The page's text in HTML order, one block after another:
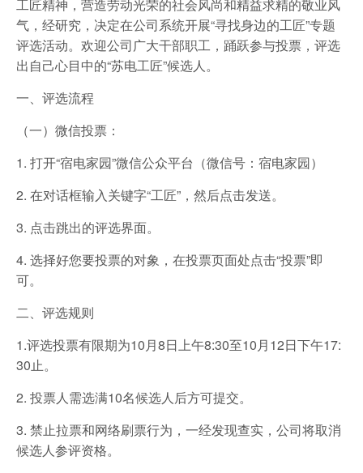
工匠精神，营造劳动光荣的社会风尚和精益求精的敬业风
气，经研究，决定在公司系统开展“寻找身边的工匠”专题
评选活动。欢迎公司广大干部职工，踊跃参与投票，评选
出自己心目中的“苏电工匠”候选人。
一、评选流程
（一）微信投票：
1. 打开“宿电家园”微信公众平台（微信号：宿电家园）
2. 在对话框输入关键字“工匠”，然后点击发送。
3. 点击跳出的评选界面。
4. 选择好您要投票的对象，在投票页面处点击“投票”即
可。
二、评选规则
1.评选投票有限期为10月8日上午8:30至10月12日下午17:
30止。
2. 投票人需选满10名候选人后方可提交。
3. 禁止拉票和网络刷票行为，一经发现查实，公司将取消
候选人参评资格。